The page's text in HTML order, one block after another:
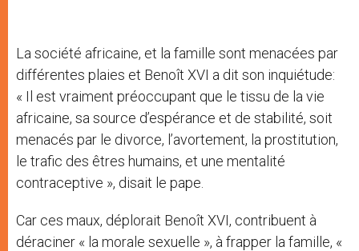
La société africaine, et la famille sont menacées par
différentes plaies et Benoît XVI a dit son inquiétude:
« Il est vraiment préoccupant que le tissu de la vie
africaine, sa source d’espérance et de stabilité, soit
menacés par le divorce, l’avortement, la prostitution,
le trafic des êtres humains, et une mentalité
contraceptive », disait le pape.
Car ces maux, déplorait Benoît XVI, contribuent à
déraciner « la morale sexuelle », à frapper la famille, «